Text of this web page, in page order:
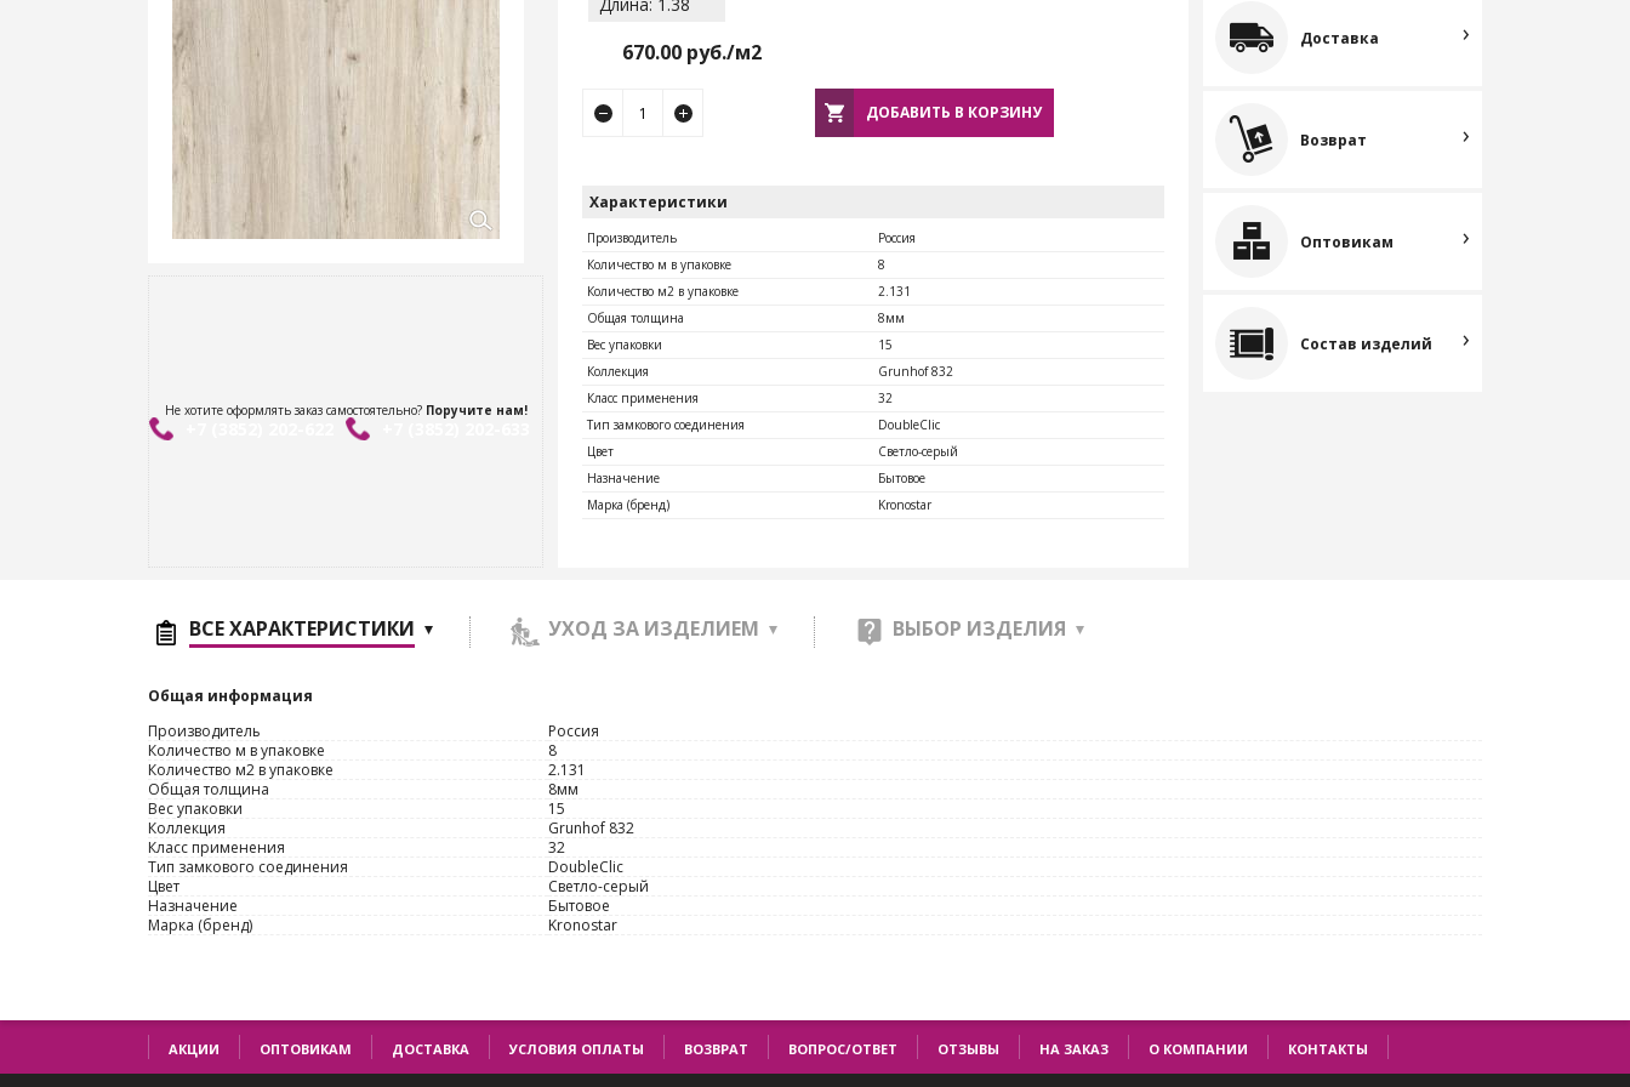
Не хотите оформлять заказ самостоятельно? Поручите нам!
670.00руб./м2
ДОБАВИТЬ В КОРЗИНУ
Характеристики
Производитель
Россия
Количество м в упаковке
8
Количество м2 в упаковке
2.131
Общая толщина
8мм
Вес упаковки
15
Коллекция
Grunhof 832
Класс применения
32
Тип замкового соединения
DoubleClic
Цвет
Светло-серый
Назначение
Бытовое
Марка (бренд)
Kronostar
Доставка
Возврат
Оптовикам
Состав изделий
ВСЕ ХАРАКТЕРИСТИКИ УХОД ЗА ИЗДЕЛИЕМ ВЫБОР ИЗДЕЛИЯ
Общая информация
Производитель
Россия
Количество м в упаковке
8
Количество м2 в упаковке
2.131
Общая толщина
8мм
Вес упаковки
15
Коллекция
Grunhof 832
Класс применения
32
Тип замкового соединения
DoubleClic
Цвет
Светло-серый
Назначение
Бытовое
Марка (бренд)
Kronostar
АКЦИИ ОПТОВИКАМ ДОСТАВКА УСЛОВИЯ ОПЛАТЫ ВОЗВРАТ ВОПРОС/ОТВЕТ ОТЗЫВЫ НА ЗАКАЗ О КОМПАНИИ КОНТАКТЫ